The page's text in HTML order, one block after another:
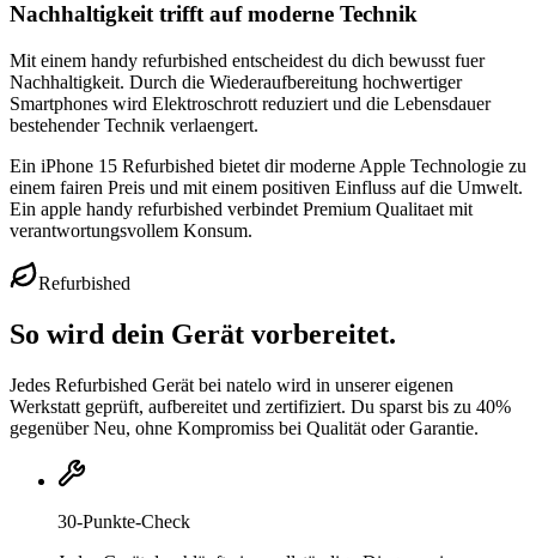
Nachhaltigkeit trifft auf moderne Technik
Mit einem handy refurbished entscheidest du dich bewusst fuer
Nachhaltigkeit. Durch die Wiederaufbereitung hochwertiger
Smartphones wird Elektroschrott reduziert und die Lebensdauer
bestehender Technik verlaengert.
Ein iPhone 15 Refurbished bietet dir moderne Apple Technologie zu
einem fairen Preis und mit einem positiven Einfluss auf die Umwelt.
Ein apple handy refurbished verbindet Premium Qualitaet mit
verantwortungsvollem Konsum.
Refurbished
So wird dein Gerät vorbereitet.
Jedes Refurbished Gerät bei natelo wird in unserer eigenen
Werkstatt geprüft, aufbereitet und zertifiziert. Du sparst bis zu 40%
gegenüber Neu, ohne Kompromiss bei Qualität oder Garantie.
30-Punkte-Check